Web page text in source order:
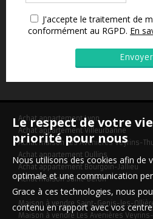
J'accepte le traitement de
conformément au RGPD. En
Achat appartement Lyon
Achat appartement Villeurbanne
Achat maison Les Avenières Veyrins-
Achat appartement Oullins
Achat appartement Bourgoin-Jallieu
Achat maison Saint-Béron
Maison à vendre Saint-Genis-les-
Maison à vendre Les Avenières
Le respect de votre
priorité pour nous
Nous utilisons des cookies afin de
optimale et une communication
Grace à ces technologies, nous
contenu en rapport avec vos